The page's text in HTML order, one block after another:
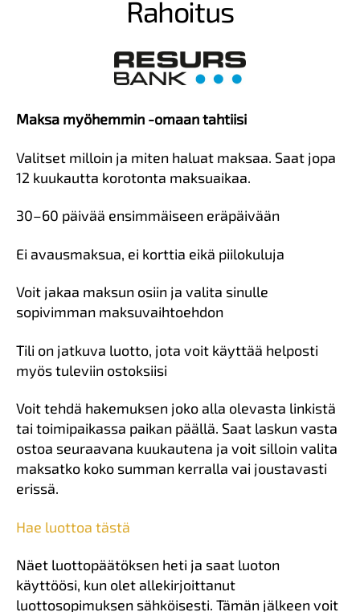
Rahoitus
Maksa myöhemmin -omaan tahtiisi
Valitset milloin ja miten haluat maksaa. Saat jopa
12 kuukautta korotonta maksuaikaa.
30–60 päivää ensimmäiseen eräpäivään
Ei avausmaksua, ei korttia eikä piilokuluja
Voit jakaa maksun osiin ja valita sinulle
sopivimman maksuvaihtoehdon
Tili on jatkuva luotto, jota voit käyttää helposti
myös tuleviin ostoksiisi
Voit tehdä hakemuksen joko alla olevasta linkistä
tai toimipaikassa paikan päällä. Saat laskun vasta
ostoa seuraavana kuukautena ja voit silloin valita
maksatko koko summan kerralla vai joustavasti
erissä.
Hae luottoa tästä
Näet luottopäätöksen heti ja saat luoton
käyttöösi, kun olet allekirjoittanut
luottosopimuksen sähköisesti. Tämän jälkeen voit